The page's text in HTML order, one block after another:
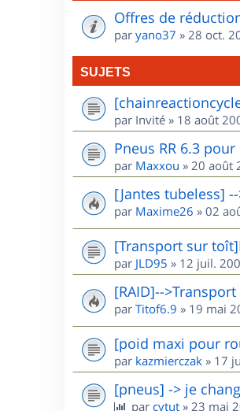
Offres de
par yano37 » 28 oct.
SUJETS
par Invité » 18 août
Pneus RR 6.3 pour
par Maxxou » 20 août
[Jantes tubeless]
par Maxime26 » 02
[Transport sur
par JLD95 » 12 juil.
[RAID]--
par Titof6.9 » 19 mai
[poid maxi pour
par kazmierczak » 17
[pneus] -> je
par cytut » 23 mai